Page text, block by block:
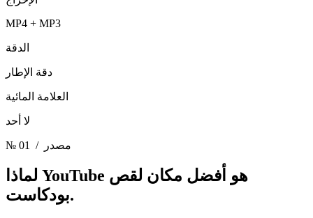
MP4 + MP3
الدقة
دقة الإطار
العلامة المائية
لا أحد
№ 01 / مصدر
لماذا YouTube هو أفضل مكان لقص
بودكاست.